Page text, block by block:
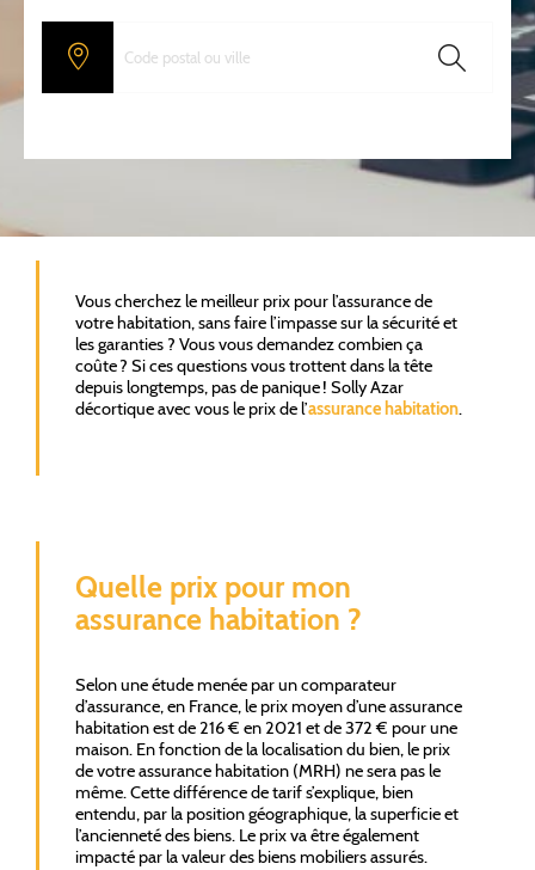
Vous cherchez le meilleur prix pour l’assurance de
votre habitation, sans faire l’impasse sur la sécurité et
les garanties ? Vous vous demandez combien ça
coûte ? Si ces questions vous trottent dans la tête
depuis longtemps, pas de panique ! Solly Azar
décortique avec vous le prix de l’assurance habitation.
Quelle prix pour mon
assurance habitation ?
Selon une étude menée par un comparateur
d’assurance, en France, le prix moyen d’une assurance
habitation est de 216 € en 2021 et de 372 € pour une
maison. En fonction de la localisation du bien, le prix
de votre assurance habitation (MRH) ne sera pas le
même. Cette différence de tarif s’explique, bien
entendu, par la position géographique, la superficie et
l’ancienneté des biens. Le prix va être également
impacté par la valeur des biens mobiliers assurés.